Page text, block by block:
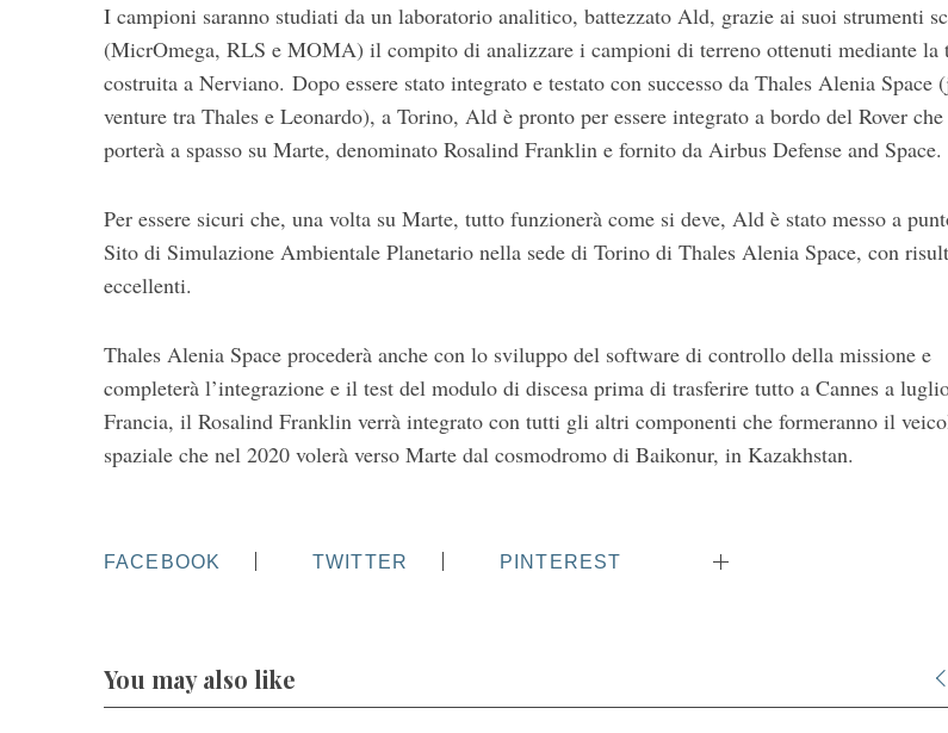
I campioni saranno studiati da un laboratorio analitico, battezzato Ald, grazie ai suoi strumenti
(MicrOmega, RLS e MOMA) il compito di analizzare i campioni di terreno ottenuti mediante la
costruita a Nerviano. Dopo essere stato integrato e testato con successo da Thales Alenia Space
venture tra Thales e Leonardo), a Torino, Ald è pronto per essere integrato a bordo del Rover
porterà a spasso su Marte, denominato Rosalind Franklin e fornito da Airbus Defense and Space.
Per essere sicuri che, una volta su Marte, tutto funzionerà come si deve, Ald è stato messo a
Sito di Simulazione Ambientale Planetario nella sede di Torino di Thales Alenia Space, con
eccellenti.
Thales Alenia Space procederà anche con lo sviluppo del software di controllo della missione e
completerà l’integrazione e il test del modulo di discesa prima di trasferire tutto a Cannes a
Francia, il Rosalind Franklin verrà integrato con tutti gli altri componenti che formeranno il
spaziale che nel 2020 volerà verso Marte dal cosmodromo di Baikonur, in Kazakhstan.
FACEBOOK TWITTER PINTEREST
You may also like
e
a
r
h
: